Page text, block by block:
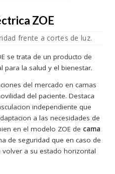
ZOE
frente a cortes de luz.
se trata de un producto de
para la salud y el bienestar.
del mercado en camas
del paciente. Destaca
independiente que
a las necesidades de
en el modelo ZOE de cama
de seguridad que en caso de
a su estado horizontal